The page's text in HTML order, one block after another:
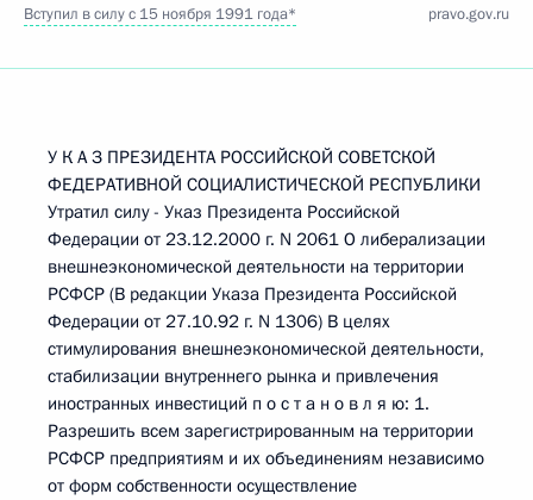
Вступил в силу с 15 ноября 1991 года* pravo.gov.ru
У К А З ПРЕЗИДЕНТА РОССИЙСКОЙ СОВЕТСКОЙ
ФЕДЕРАТИВНОЙ СОЦИАЛИСТИЧЕСКОЙ РЕСПУБЛИКИ
Утратил силу - Указ Президента Российской
Федерации от 23.12.2000 г. N 2061 О либерализации
внешнеэкономической деятельности на территории
РСФСР (В редакции Указа Президента Российской
Федерации от 27.10.92 г. N 1306) В целях
стимулирования внешнеэкономической деятельности,
стабилизации внутреннего рынка и привлечения
иностранных инвестиций п о с т а н о в л я ю: 1.
Разрешить всем зарегистрированным на территории
РСФСР предприятиям и их объединениям независимо
от форм собственности осуществление